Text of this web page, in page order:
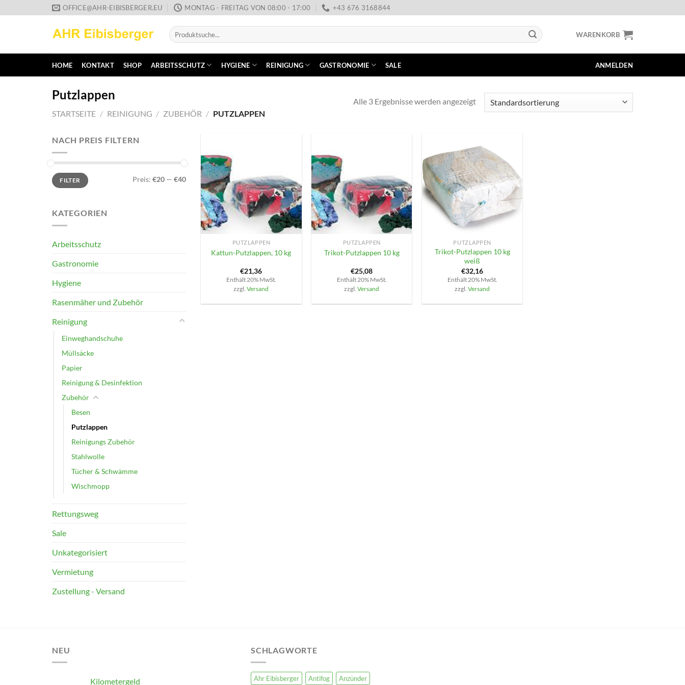
Inhalt
OFFICE@AHR-EIBISBERGER.EU MONTAG - FREITAG VON 08:00 - 17:00 +43 676 3168844
Suche
nach:
WARENKORB
HOME KONTAKT SHOP ARBEITSSCHUTZ HYGIENE REINIGUNG GASTRONOMIE SALE ANMELDEN
Putzlappen
STARTSEITE / REINIGUNG / ZUBEHÖR / PUTZLAPPEN
Alle 3 Ergebnisse werden angezeigt
NACH PREIS FILTERN
Min.
Preis
Max.
PreisFILTER Preis: €20— €40
KATEGORIEN
Arbeitsschutz
Gastronomie
Hygiene
Rasenmäher und Zubehör
Reinigung
Einweghandschuhe
Müllsäcke
Papier
Reinigung & Desinfektion
Zubehör
Besen
Putzlappen
Reinigungs Zubehör
Stahlwolle
Tücher & Schwämme
Wischmopp
Rettungsweg
Sale
Unkategorisiert
Vermietung
Zustellung - Versand
+
PUTZLAPPEN
Kattun-Putzlappen, 10 kg
€21,36
Enthält 20% MwSt.
zzgl.Versand
+
PUTZLAPPEN
Trikot-Putzlappen 10 kg
€25,08
Enthält 20% MwSt.
zzgl.Versand
PUTZLAPPEN
Trikot-Putzlappen 10 kg
weiß
€32,16
Enthält 20% MwSt.
zzgl.Versand
NEU
Kilometergeld
SCHLAGWORTE
Ahr Eibisberger Antifog
Anzünder